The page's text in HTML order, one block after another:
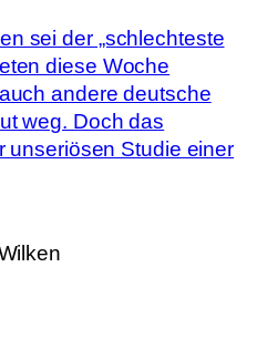
sei der „schlechteste
diese Woche
andere deutsche
weg. Doch das
unseriösen Studie einer